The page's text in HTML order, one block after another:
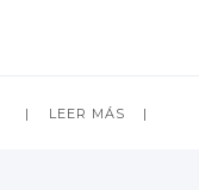
LEER MÁS